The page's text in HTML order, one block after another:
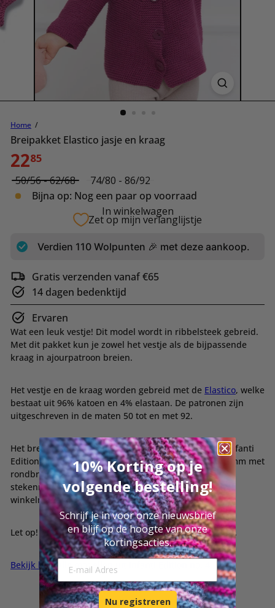
Home
Breipakket Elastico jasje en kraag
Normale
prijs
2285
Size
50/56 - 62/68
74/80 - 86/92
Bijna op: Nog een paar op voorraad
In winkelwagen
Zet op mijn verlanglijstje
Verdien 110 Wolpunten 🎉 met deze aankoop.
Gratis verzenden vanaf €65
14 dagen bedenktijd
Ervaren
Wat een leuk vestje! Dit model wordt in ribbelsteek gebreid.
Met dit pakket kun je zowel het vestje als de bijpassende
kraag in ajourpatroon breien.
Het vestje en de kraag worden gebreid met de Elastico, welke
bestaat uit 96% katoen en 4% elastaan. De patronen zijn
uitgeschreven in de maten 50 tot en met 92.
Het breipakket bestaat uit 3/4 bollen Elastico en het Infanti
Edition no. 4 magazine. De benodigde naaldpunten 3mm met
rondbreidraad naar keuze, sokkennaalden 3mm en
stekenmarkeerders kun je hieronder toevoegen aan je
winkelmandje.
Let op! De knoopjes zijn niet bij dit pakket inbegrepen.
Bekijk hier alle modellen uit Infanti Edition no. 4.
10% Korting op je
volgende bestelling!
Schrijf je in voor onze nieuwsbrief
en blijf op de hoogte van onze
kortingsacties.
E-mail Adresse
Nu registreren